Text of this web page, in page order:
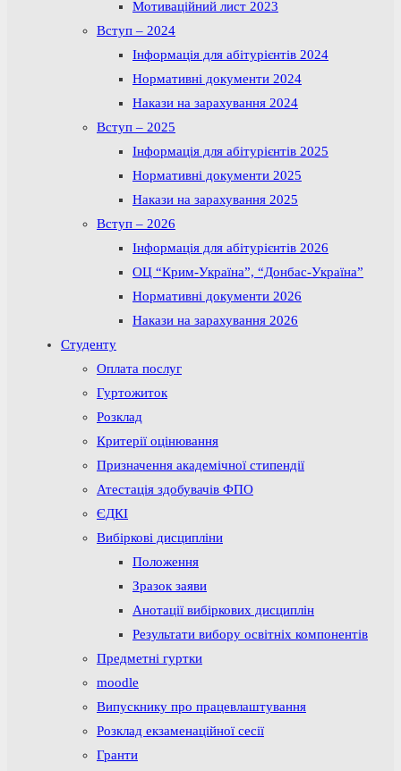
Мотиваційний лист 2023
Вступ – 2024
Інформація для абітурієнтів 2024
Нормативні документи 2024
Накази на зарахування 2024
Вступ – 2025
Інформація для абітурієнтів 2025
Нормативні документи 2025
Накази на зарахування 2025
Вступ – 2026
Інформація для абітурієнтів 2026
ОЦ “Крим-Україна”, “Донбас-Україна”
Нормативні документи 2026
Накази на зарахування 2026
Студенту
Оплата послуг
Гуртожиток
Розклад
Критерії оцінювання
Призначення академічної стипендії
Атестація здобувачів ФПО
ЄДКІ
Вибіркові дисципліни
Положення
Зразок заяви
Анотації вибіркових дисциплін
Результати вибору освітніх компонентів
Предметні гуртки
moodle
Випускнику про працевлаштування
Розклад екзаменаційної сесії
Гранти